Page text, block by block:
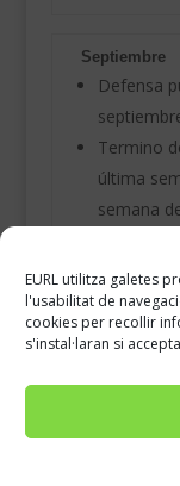
EURL utilitza galetes
l'usabilitat de
cookies per recollir
s'instal·laran si
Septiembre
Defensa
Termino
última
semana
En ambos
tutor/a tendrá
Secretaria